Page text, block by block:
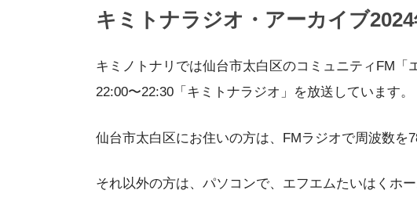
キミトナラジオ・アーカイブ
キミノトナリでは仙台市太白区のコミュニティFM「
22:00〜22:30「キミトナラジオ」を放送しています。
仙台市太白区にお住いの方は、FMラジオで周波数を
それ以外の方は、パソコンで、エフエムたいはくホ